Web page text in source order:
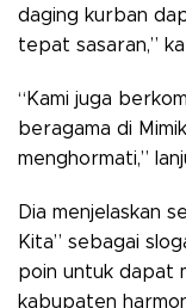
daging kurban
tepat sasaran,”
“Kami juga
beragama di
menghormati,”
Dia menjelaskan
Kita” sebagai
poin untuk dapat
kabupaten